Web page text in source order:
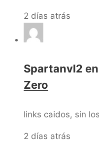
2 días atrás
Spartanvl2 en
Zero
links caidos, sin
2 días atrás